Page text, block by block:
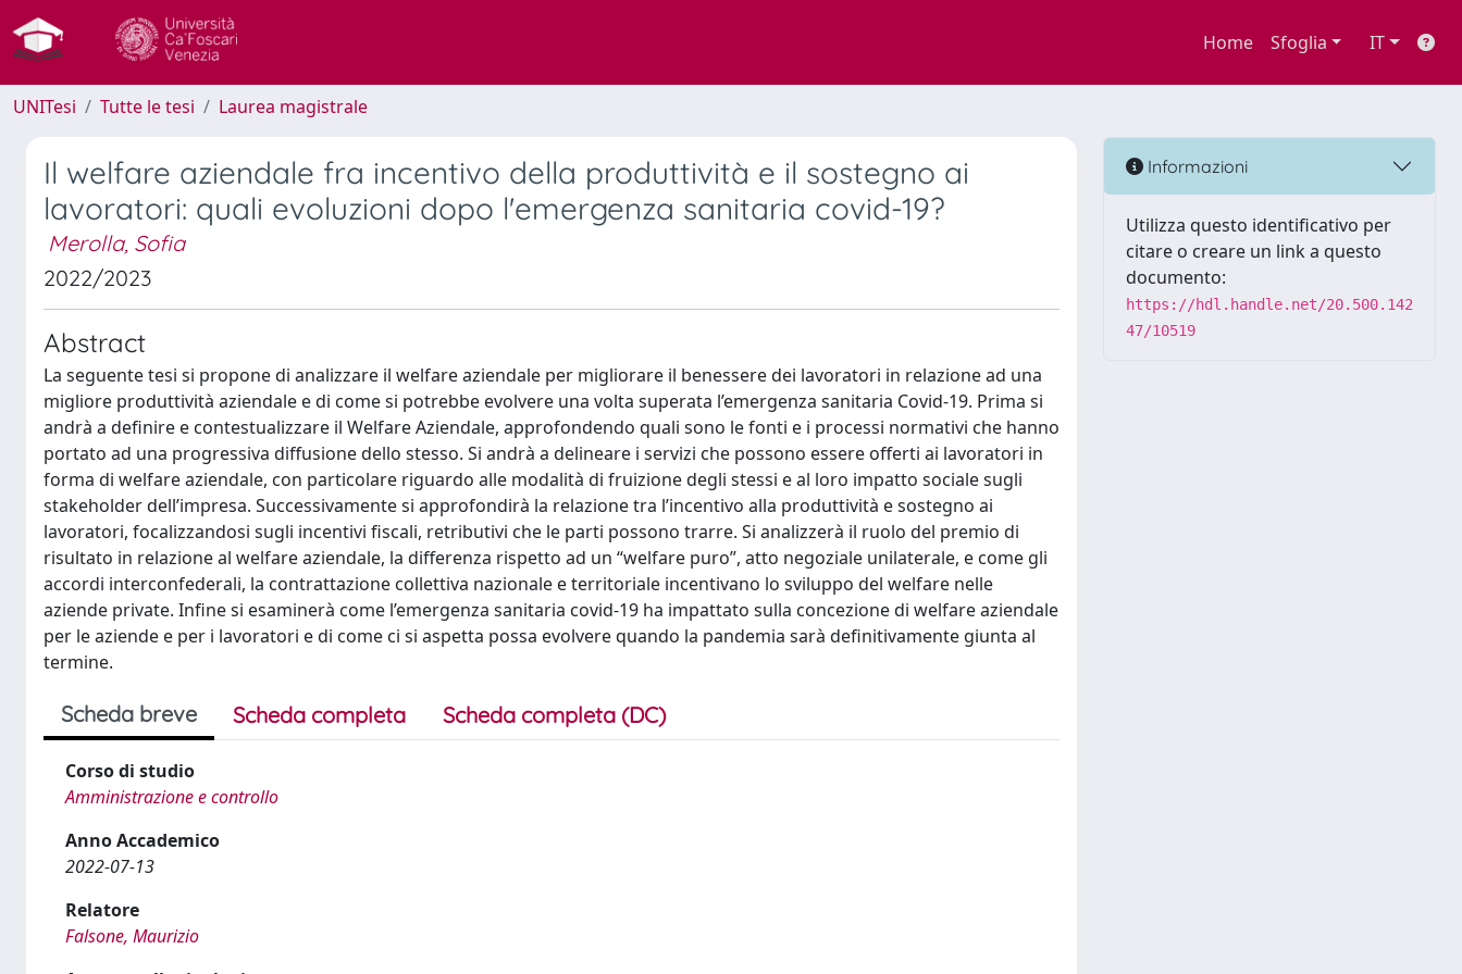
Home Sfoglia IT
UNITesi Tutte le tesi Laurea magistrale
Il welfare aziendale fra incentivo della produttività e il sostegno ai
lavoratori: quali evoluzioni dopo l'emergenza sanitaria covid-19?
Merolla, Sofia
2022/2023
Abstract
La seguente tesi si propone di analizzare il welfare aziendale per migliorare il benessere dei lavoratori in relazione ad una
migliore produttività aziendale e di come si potrebbe evolvere una volta superata l’emergenza sanitaria Covid-19. Prima si
andrà a definire e contestualizzare il Welfare Aziendale, approfondendo quali sono le fonti e i processi normativi che hanno
portato ad una progressiva diffusione dello stesso. Si andrà a delineare i servizi che possono essere offerti ai lavoratori in
forma di welfare aziendale, con particolare riguardo alle modalità di fruizione degli stessi e al loro impatto sociale sugli
stakeholder dell’impresa. Successivamente si approfondirà la relazione tra l’incentivo alla produttività e sostegno ai
lavoratori, focalizzandosi sugli incentivi fiscali, retributivi che le parti possono trarre. Si analizzerà il ruolo del premio di
risultato in relazione al welfare aziendale, la differenza rispetto ad un “welfare puro”, atto negoziale unilaterale, e come gli
accordi interconfederali, la contrattazione collettiva nazionale e territoriale incentivano lo sviluppo del welfare nelle
aziende private. Infine si esaminerà come l’emergenza sanitaria covid-19 ha impattato sulla concezione di welfare aziendale
per le aziende e per i lavoratori e di come ci si aspetta possa evolvere quando la pandemia sarà definitivamente giunta al
termine.
Scheda breve Scheda completa Scheda completa (DC)
Corso di studio
Amministrazione e controllo
Anno Accademico
2022-07-13
Relatore
Falsone, Maurizio
Informazioni
Utilizza questo identificativo per
citare o creare un link a questo
documento:
https://hdl.handle.net/20.500.142
47/10519